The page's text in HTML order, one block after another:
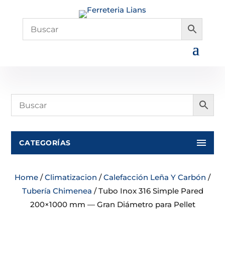
CATEGORÍAS
Home /Climatizacion /Calefacción Leña Y Carbón /
Tubería Chimenea / Tubo Inox 316 Simple Pared
200×1000 mm — Gran Diámetro para Pellet